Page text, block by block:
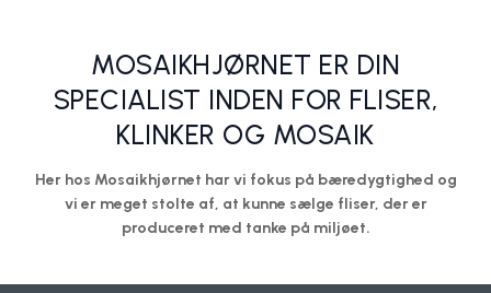
MOSAIKHJØRNET ER DIN
SPECIALIST INDEN FOR FLISER,
KLINKER OG MOSAIK
Her hos Mosaikhjørnet har vi fokus på bæredygtighed og
vi er meget stolte af, at kunne sælge fliser, der er
produceret med tanke på miljøet.
Flise med kobberprægede finish
Vær kreativ og lav spændende løsninger
Skab spænding med genbrugstræ
Få naturen med indenfor